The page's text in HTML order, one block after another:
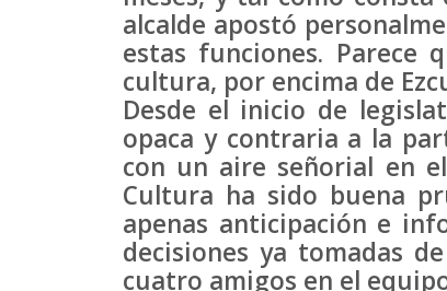
alcalde apostó
estas funciones. Parece
cultura, por encima de
Desde el inicio de
opaca y contraria a la
con un aire señorial en
Cultura ha sido buena
apenas anticipación e
decisiones ya tomadas
cuatro amigos en el